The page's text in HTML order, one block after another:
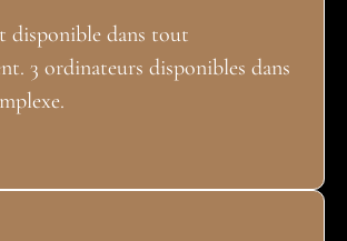
dans tout
3 ordinateurs disponibles dans